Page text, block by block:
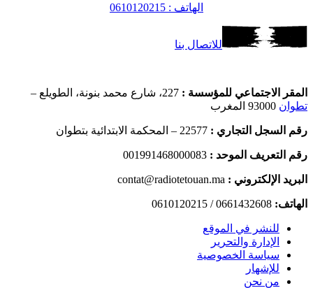
الهاتف : 0610120215
للاتصال بنا
المقر الاجتماعي للمؤسسة : 227، شارع محمد بنونة، الطويلع –
تطوان
رقم السجل التجاري : 22577 – المحكمة الابتدائية بتطوان
رقم التعريف الموحد : 001991468000083
البريد الإلكتروني : contat@radiotetouan.ma
الهاتف: 0661432608 / 0610120215
للنشر في الموقع
الإدارة والتحرير
سياسة الخصوصية
للإشهار
من نحن